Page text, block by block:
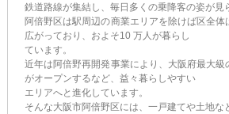
鉄道路線が集結し、毎日多くの乗降客の姿が見
阿倍野区は駅周辺の商業エリアを除けば区全
広がっており、およそ10 万人が暮らし
ています。
近年は阿倍野再開発事業により、大阪府最大級
がオープンするなど、益々暮らしやすい
エリアへと進化しています。
そんな大阪市阿倍野区には、一戸建てや土地な